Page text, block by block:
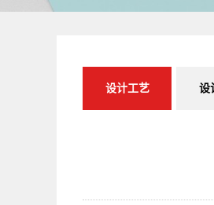
设计工艺 设